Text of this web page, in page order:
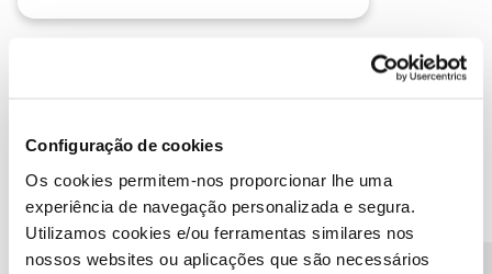
Configuração de cookies
Os cookies permitem-nos proporcionar lhe uma
experiência de navegação personalizada e segura.
Utilizamos cookies e/ou ferramentas similares nos
nossos websites ou aplicações que são necessários
Descubra as novidades de julho